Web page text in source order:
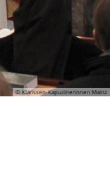
© Klarissen-Kapuzinerinnen Mainz